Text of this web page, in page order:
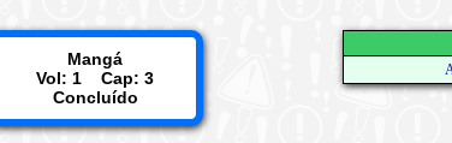
Mangá
Vol: 1 Cap: 3
Concluído